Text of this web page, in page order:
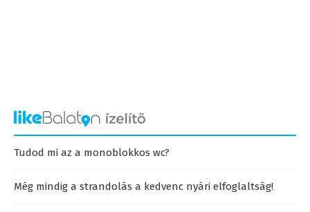
Tudod mi az a monoblokkos wc?
Még mindig a strandolás a kedvenc nyári elfoglaltság!